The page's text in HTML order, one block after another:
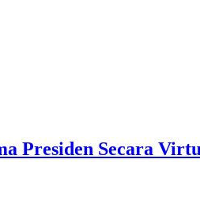
Presiden Secara